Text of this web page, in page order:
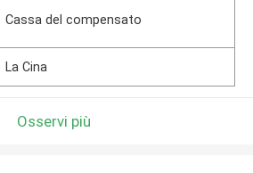
Cassa del compensato
La Cina
Osservi più